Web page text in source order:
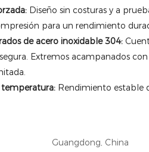
Diseño sin costuras y a
para un rendimiento
de acero inoxidable 304:
Extremos acampanados
Rendimiento estable
Guangdong, China